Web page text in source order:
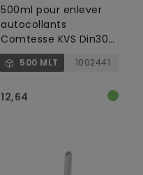
500ml pour enlever
autocollants
Comtesse KVS Din30
avec bouchon de
sécurité
500 MLT 1002441
12,64